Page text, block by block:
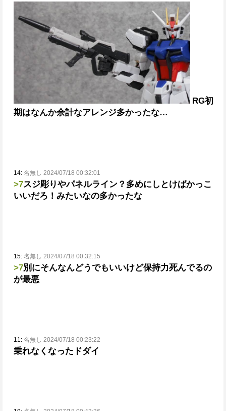
RG初
期はなんか余計なアレンジ多かったな…
14: 名無し 2024/07/18 00:32:01
>7スジ彫りやパネルライン？多めにしとけばかっこ
いいだろ！みたいなの多かったな
15: 名無し 2024/07/18 00:32:15
>7別にそんなんどうでもいいけど保持力死んでるの
が最悪
11: 名無し 2024/07/18 00:23:22
乗れなくなったドダイ